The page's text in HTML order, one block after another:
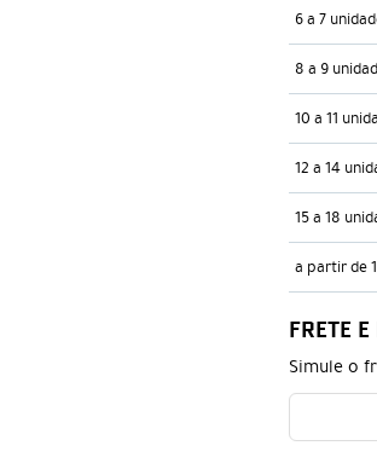
6 a 7
8 a 9
10 a 11
12 a 14
15 a 18
a partir de
FRETE
Simule o